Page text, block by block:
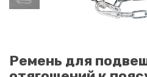
Ремень для